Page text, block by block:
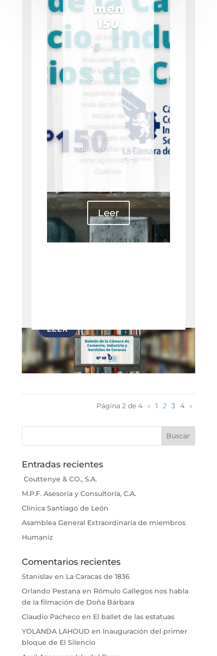
men
150
Al inicio
“Situación
mercantil” en la
que se escribió
“Como era de
esperarse en el
mes de abril fue
escaso de
movimiento,
sobre todo en lo
que se refiere a la
zona agrícola y al
Guárico.
Leer
Página 2 de 4 « 1 2 3 4 »
Entradas recientes
Couttenye & CO., S.A.
M.P.F. Asesoría y Consultoría, C.A.
Clínica Santiago de León
Asamblea General Extraordinaria de miembros
Humaniz
Comentarios recientes
Stanislaven La Caracas de 1836
Orlando Pestanaen Rómulo Gallegos nos habla
de la filmación de Doña Bárbara
Claudio Pachecoen El ballet de las estatuas
YOLANDA LAHOUD en Inauguración del primer
bloque de El Silencio